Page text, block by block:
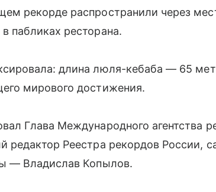
рекорде распространили через
пабликах ресторана.
длина люля-кебаба — 65
мирового достижения.
Глава Международного агентства
редактор Реестра рекордов России,
— Владислав Копылов.